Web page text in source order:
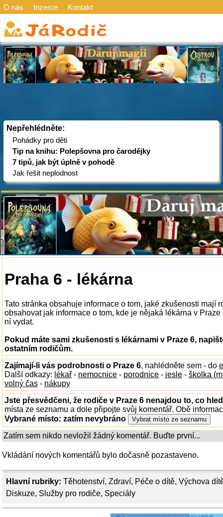
O nás Inzerce Kontakt
Nepřehlédněte:
Pohádky pro děti
Tip na knihu: Polepšovna pro čarodějky
7 tipů, jak být úplně v pohodě
Jak řešit neplodnost
Hlavní rubriky: Těhotenství, Zdraví, Péče o dítě, Výchova
Diskuze, Služby pro rodiče, Speciály
Praha 6 - lékárna
Tato stránka obsahuje informace o tom, jaké zkušenosti mají
obsahovat jak informace o tom, kde je nějaká lékárna v
ní vydat.
Pokud máte sami zkušenosti s lékárnami v Praze 6,
ostatním rodičům.
Zajímají-li vás podrobnosti o Praze 6, nahlédněte sem - do
Další odkazy: lékař - nemocnice - porodnice - jesle - školka
volný čas - nákupy
Jste přesvědčeni, že rodiče v Praze 6 nenajdou to, co
místa ze seznamu a dole připojte svůj komentář. Obě
Vybrané místo: zatím nevybráno
Zatím sem nikdo nevložil žádný komentář. Buďte první...
Vkládání nových komentářů bylo dočasně pozastaveno.